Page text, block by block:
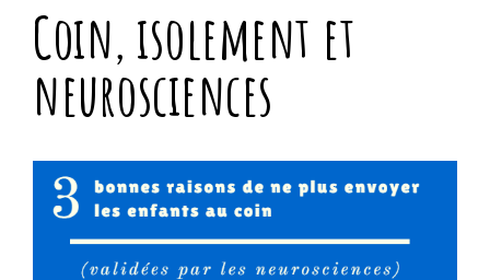
Coin, isolement et
neurosciences